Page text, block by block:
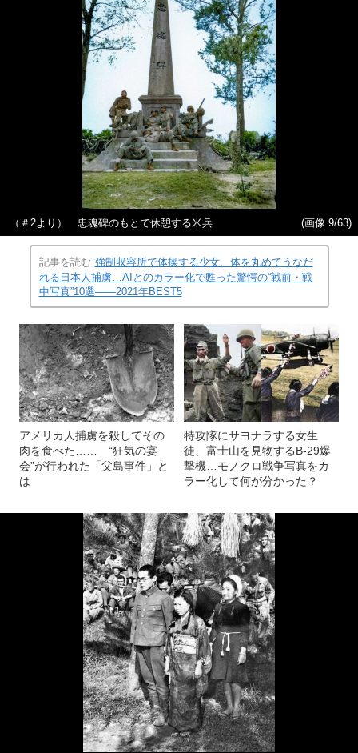
（＃2より） 忠魂碑のもとで休憩する米兵 (画像 9/63)
記事を読む 強制収容所で体操する少女、体を丸めてうなだ
れる日本人捕虜…AIとのカラー化で甦った驚愕の“戦前・戦
中写真”10選――2021年BEST5
アメリカ人捕虜を殺してその
肉を食べた…… “狂気の宴
会”が行われた「父島事件」と
は
特攻隊にサヨナラする女生
徒、富士山を見物するB-29爆
撃機…モノクロ戦争写真をカ
ラー化して何が分かった？